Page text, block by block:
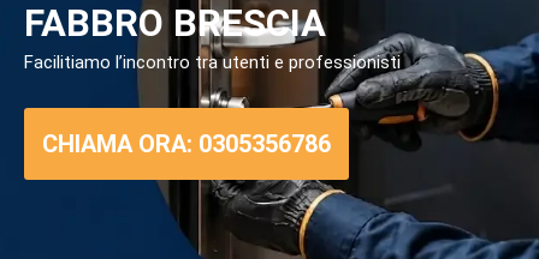
FABBRO BRESCIA
Facilitiamo l’incontro tra utenti e professionisti
CHIAMA ORA: 0305356786